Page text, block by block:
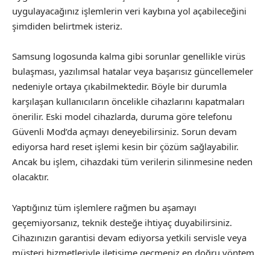
uygulayacağınız işlemlerin veri kaybına yol açabileceğini
şimdiden belirtmek isteriz.
Samsung logosunda kalma gibi sorunlar genellikle virüs
bulaşması, yazılımsal hatalar veya başarısız güncellemeler
nedeniyle ortaya çıkabilmektedir. Böyle bir durumla
karşılaşan kullanıcıların öncelikle cihazlarını kapatmaları
önerilir. Eski model cihazlarda, duruma göre telefonu
Güvenli Mod’da açmayı deneyebilirsiniz. Sorun devam
ediyorsa hard reset işlemi kesin bir çözüm sağlayabilir.
Ancak bu işlem, cihazdaki tüm verilerin silinmesine neden
olacaktır.
Yaptığınız tüm işlemlere rağmen bu aşamayı
geçemiyorsanız, teknik desteğe ihtiyaç duyabilirsiniz.
Cihazınızın garantisi devam ediyorsa yetkili servisle veya
müşteri hizmetleriyle iletişime geçmeniz en doğru yöntem